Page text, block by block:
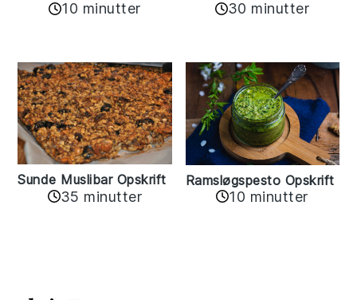
10 minutter 30 minutter
Sunde Muslibar Opskrift
35 minutter
Ramsløgspesto Opskrift
10 minutter